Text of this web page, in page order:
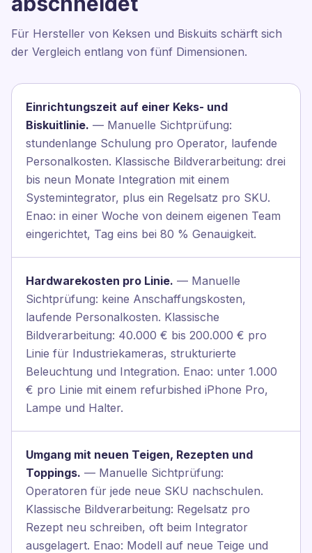
Für Hersteller von Keksen und Biskuits schärft sich
der Vergleich entlang von fünf Dimensionen.
Einrichtungszeit auf einer Keks- und
Biskuitlinie. — Manuelle Sichtprüfung:
stundenlange Schulung pro Operator, laufende
Personalkosten. Klassische Bildverarbeitung: drei
bis neun Monate Integration mit einem
Systemintegrator, plus ein Regelsatz pro SKU.
Enao: in einer Woche von deinem eigenen Team
eingerichtet, Tag eins bei 80 % Genauigkeit.
Hardwarekosten pro Linie. — Manuelle
Sichtprüfung: keine Anschaffungskosten,
laufende Personalkosten. Klassische
Bildverarbeitung: 40.000 € bis 200.000 € pro
Linie für Industriekameras, strukturierte
Beleuchtung und Integration. Enao: unter 1.000
€ pro Linie mit einem refurbished iPhone Pro,
Lampe und Halter.
Umgang mit neuen Teigen, Rezepten und
Toppings. — Manuelle Sichtprüfung:
Operatoren für jede neue SKU nachschulen.
Klassische Bildverarbeitung: Regelsatz pro
Rezept neu schreiben, oft beim Integrator
ausgelagert. Enao: Modell auf neue Teige und